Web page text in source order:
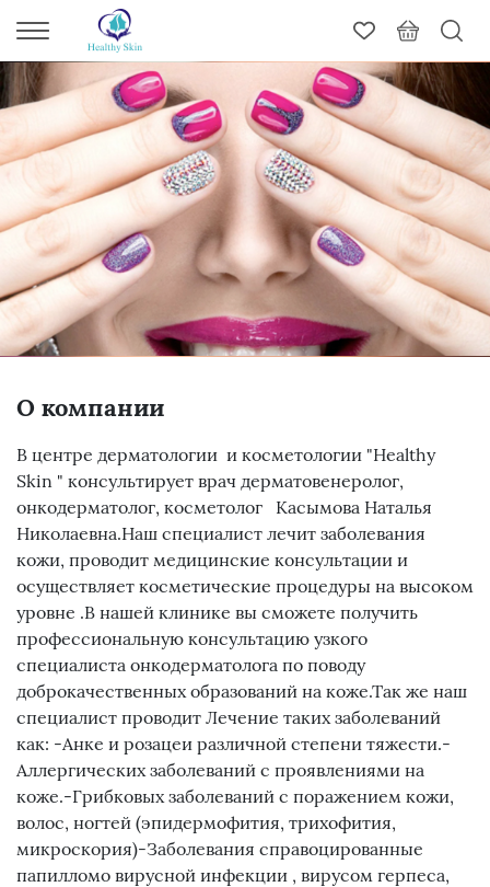
О компании
В центре дерматологии и косметологии "Healthy
Skin " консультирует врач дерматовенеролог,
онкодерматолог, косметолог Касымова Наталья
Николаевна.Наш специалист лечит заболевания
кожи, проводит медицинские консультации и
осуществляет косметические процедуры на высоком
уровне .В нашей клинике вы сможете получить
профессиональную консультацию узкого
специалиста онкодерматолога по поводу
доброкачественных образований на коже.Так же наш
специалист проводит Лечение таких заболеваний
как: -Анке и розацеи различной степени тяжести.-
Аллергических заболеваний с проявлениями на
коже.-Грибковых заболеваний с поражением кожи,
волос, ногтей (эпидермофития, трихофития,
микроскория)-Заболевания справоцированные
папилломо вирусной инфекции , вирусом герпеса,